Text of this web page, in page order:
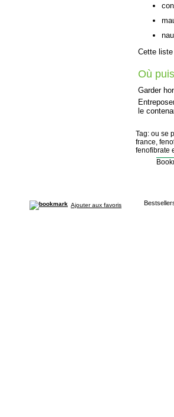
Cette liste
Où
Garder
le
Tag: ou se
france,
fenofibrate
Ajouter aux favoris